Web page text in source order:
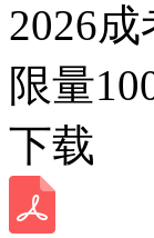
2026
限量
下载